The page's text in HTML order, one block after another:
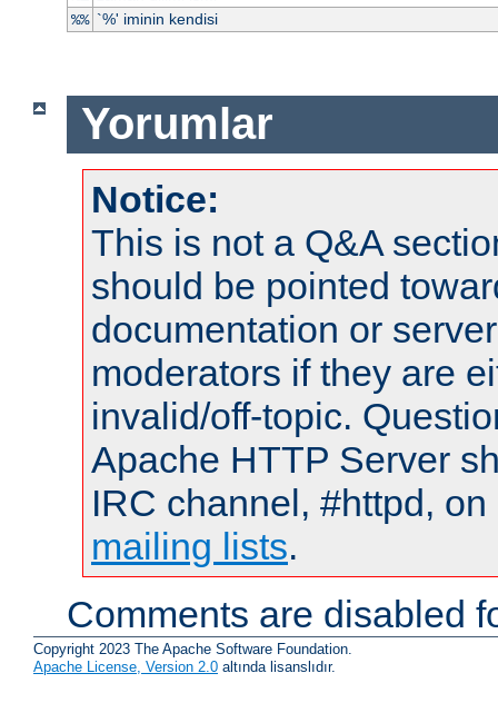
%% `%' iminin kendisi
Yorumlar
Notice:
This is not a Q&A
should be pointed
documentation or
moderators if they are
invalid/off-topic.
Apache HTTP Server
IRC channel, #httpd,
mailing lists.
Comments are disabled
Copyright 2023 The Apache Software Foundation.
Apache License, Version 2.0 altında lisanslıdır.